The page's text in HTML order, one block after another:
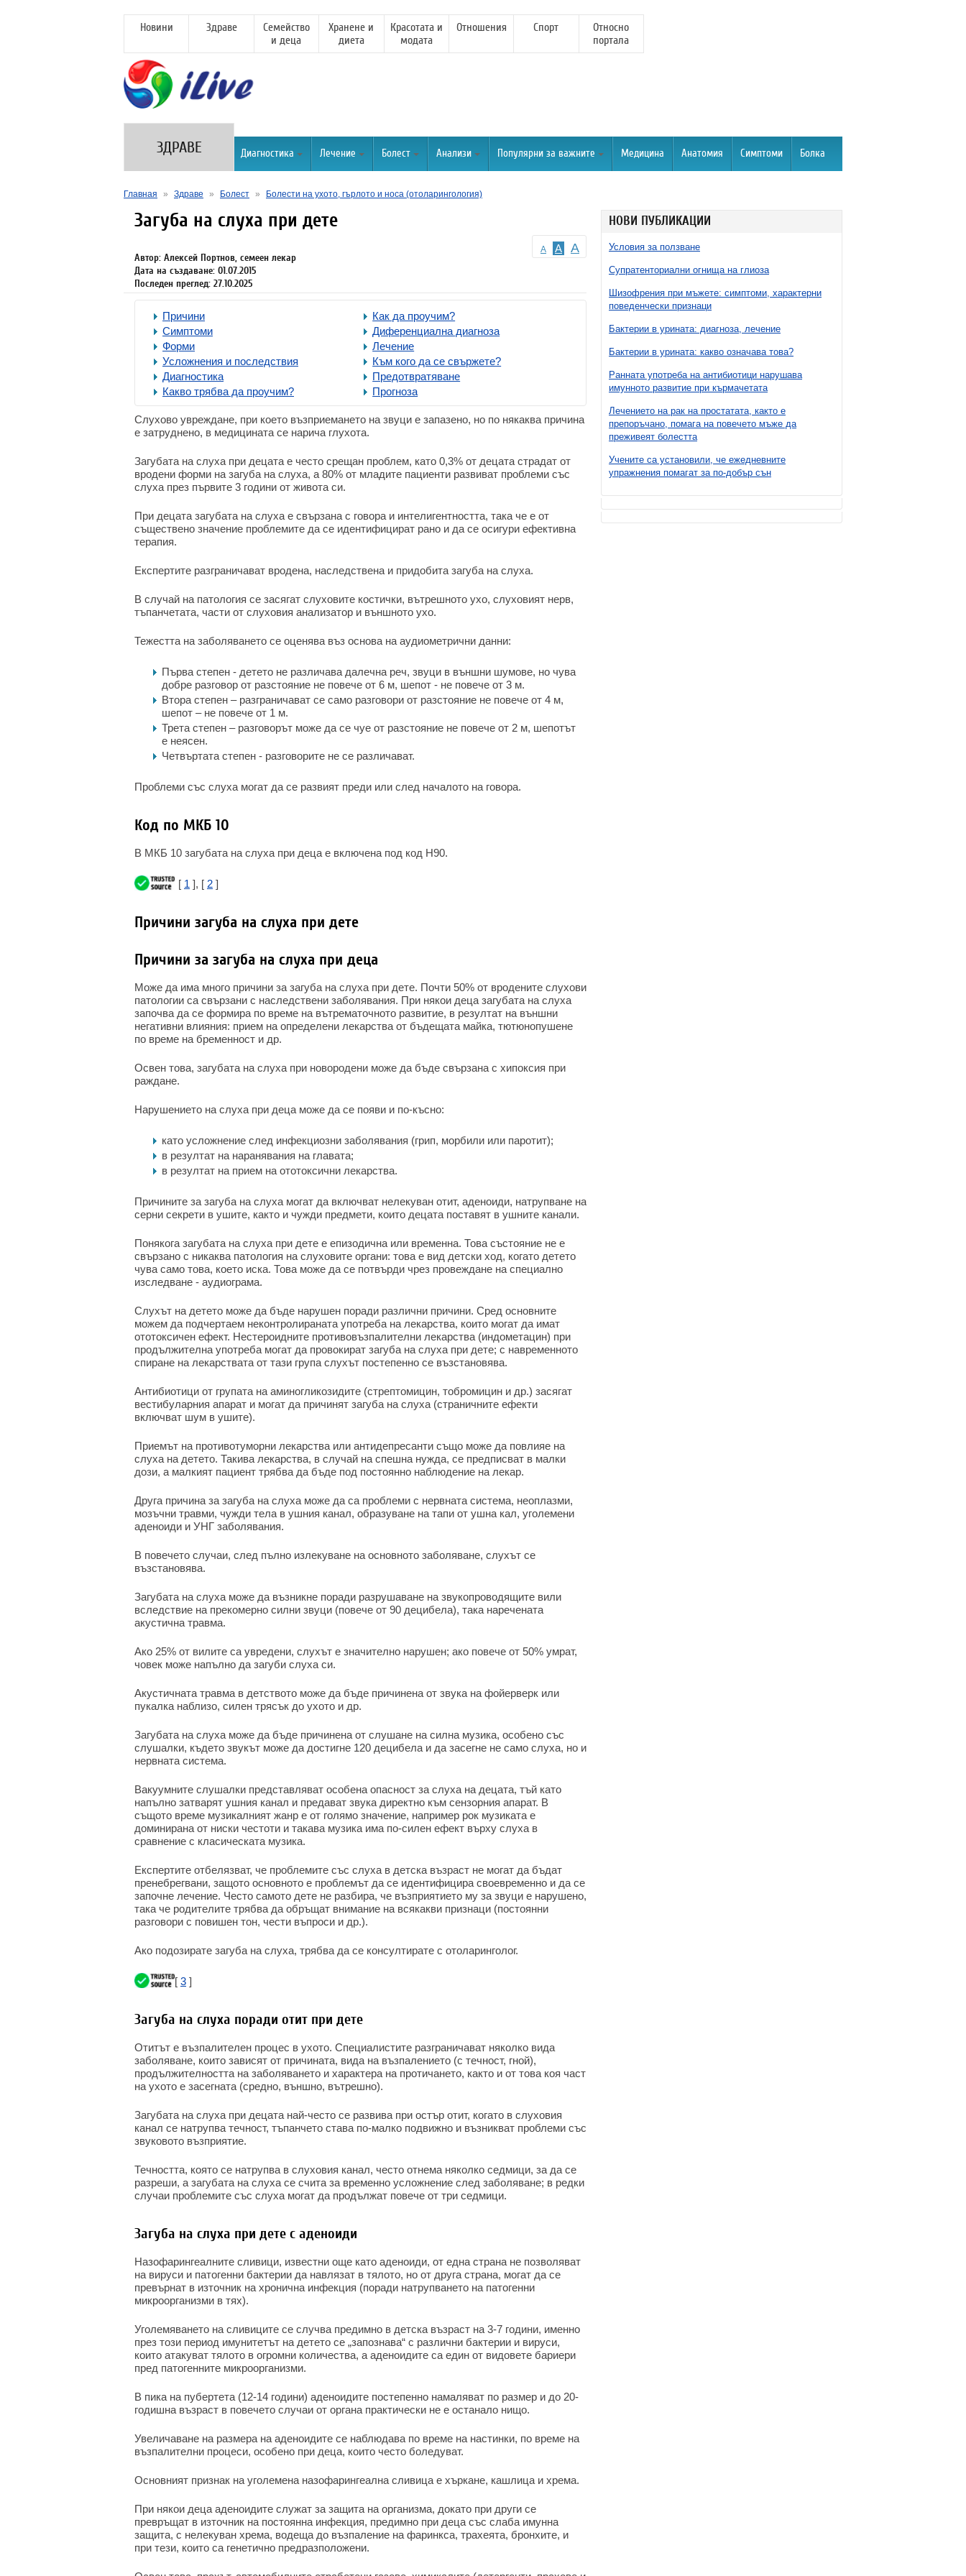
Новини Здраве
Семейство
и деца
Хранене и
диета
Красотата и
модата
Отношения Спорт
Относно
портала
ЗДРАВЕ Диагностика Лечение Болест Анализи Популярни за важните Медицина Анатомия Симптоми Болка
Главная » Здраве » Болест » Болести на ухото, гърлото и носа (отоларингология)
НОВИ ПУБЛИКАЦИИ
Условия за ползване
Супратенториални огнища на глиоза
Шизофрения при мъжете: симптоми, характерни
поведенчески признаци
Бактерии в урината: диагноза, лечение
Бактерии в урината: какво означава това?
Ранната употреба на антибиотици нарушава
имунното развитие при кърмачетата
Лечението на рак на простатата, както е
препоръчано, помага на повечето мъже да
преживеят болестта
Учените са установили, че ежедневните
упражнения помагат за по-добър сън
A A A
Загуба на слуха при дете
Автор: Алексей Портнов, семеен лекар
Дата на създаване: 01.07.2015
Последен преглед: 27.10.2025
Причини
Симптоми
Форми
Усложнения и последствия
Диагностика
Какво трябва да проучим?
Как да проучим?
Диференциална диагноза
Лечение
Към кого да се свържете?
Предотвратяване
Прогноза
Слухово увреждане, при което възприемането на звуци е запазено, но по някаква причина
е затруднено, в медицината се нарича глухота.
Загубата на слуха при децата е често срещан проблем, като 0,3% от децата страдат от
вродени форми на загуба на слуха, а 80% от младите пациенти развиват проблеми със
слуха през първите 3 години от живота си.
При децата загубата на слуха е свързана с говора и интелигентността, така че е от
съществено значение проблемите да се идентифицират рано и да се осигури ефективна
терапия.
Експертите разграничават вродена, наследствена и придобита загуба на слуха.
В случай на патология се засягат слуховите костички, вътрешното ухо, слуховият нерв,
тъпанчетата, части от слуховия анализатор и външното ухо.
Тежестта на заболяването се оценява въз основа на аудиометрични данни:
Първа степен - детето не различава далечна реч, звуци в външни шумове, но чува
добре разговор от разстояние не повече от 6 м, шепот - не повече от 3 м.
Втора степен – разграничават се само разговори от разстояние не повече от 4 м,
шепот – не повече от 1 м.
Трета степен – разговорът може да се чуе от разстояние не повече от 2 м, шепотът
е неясен.
Четвъртата степен - разговорите не се различават.
Проблеми със слуха могат да се развият преди или след началото на говора.
Код по МКБ 10
В МКБ 10 загубата на слуха при деца е включена под код H90.
[ 1 ], [ 2 ]
Причини загуба на слуха при дете
Причини за загуба на слуха при деца
Може да има много причини за загуба на слуха при дете. Почти 50% от вродените слухови
патологии са свързани с наследствени заболявания. При някои деца загубата на слуха
започва да се формира по време на вътрематочното развитие, в резултат на външни
негативни влияния: прием на определени лекарства от бъдещата майка, тютюнопушене
по време на бременност и др.
Освен това, загубата на слуха при новородени може да бъде свързана с хипоксия при
раждане.
Нарушението на слуха при деца може да се появи и по-късно:
като усложнение след инфекциозни заболявания (грип, морбили или паротит);
в резултат на наранявания на главата;
в резултат на прием на ототоксични лекарства.
Причините за загуба на слуха могат да включват нелекуван отит, аденоиди, натрупване на
серни секрети в ушите, както и чужди предмети, които децата поставят в ушните канали.
Понякога загубата на слуха при дете е епизодична или временна. Това състояние не е
свързано с никаква патология на слуховите органи: това е вид детски ход, когато детето
чува само това, което иска. Това може да се потвърди чрез провеждане на специално
изследване - аудиограма.
Слухът на детето може да бъде нарушен поради различни причини. Сред основните
можем да подчертаем неконтролираната употреба на лекарства, които могат да имат
ототоксичен ефект. Нестероидните противовъзпалителни лекарства (индометацин) при
продължителна употреба могат да провокират загуба на слуха при дете; с навременното
спиране на лекарствата от тази група слухът постепенно се възстановява.
Антибиотици от групата на аминогликозидите (стрептомицин, тобромицин и др.) засягат
вестибуларния апарат и могат да причинят загуба на слуха (страничните ефекти
включват шум в ушите).
Приемът на противотуморни лекарства или антидепресанти също може да повлияе на
слуха на детето. Такива лекарства, в случай на спешна нужда, се предписват в малки
дози, а малкият пациент трябва да бъде под постоянно наблюдение на лекар.
Друга причина за загуба на слуха може да са проблеми с нервната система, неоплазми,
мозъчни травми, чужди тела в ушния канал, образуване на тапи от ушна кал, уголемени
аденоиди и УНГ заболявания.
В повечето случаи, след пълно излекуване на основното заболяване, слухът се
възстановява.
Загубата на слуха може да възникне поради разрушаване на звукопроводящите вили
вследствие на прекомерно силни звуци (повече от 90 децибела), така наречената
акустична травма.
Ако 25% от вилите са увредени, слухът е значително нарушен; ако повече от 50% умрат,
човек може напълно да загуби слуха си.
Акустичната травма в детството може да бъде причинена от звука на фойерверк или
пукалка наблизо, силен трясък до ухото и др.
Загубата на слуха може да бъде причинена от слушане на силна музика, особено със
слушалки, където звукът може да достигне 120 децибела и да засегне не само слуха, но и
нервната система.
Вакуумните слушалки представляват особена опасност за слуха на децата, тъй като
напълно затварят ушния канал и предават звука директно към сензорния апарат. В
същото време музикалният жанр е от голямо значение, например рок музиката е
доминирана от ниски честоти и такава музика има по-силен ефект върху слуха в
сравнение с класическата музика.
Експертите отбелязват, че проблемите със слуха в детска възраст не могат да бъдат
пренебрегвани, защото основното е проблемът да се идентифицира своевременно и да се
започне лечение. Често самото дете не разбира, че възприятието му за звуци е нарушено,
така че родителите трябва да обръщат внимание на всякакви признаци (постоянни
разговори с повишен тон, чести въпроси и др.).
Ако подозирате загуба на слуха, трябва да се консултирате с отоларинголог.
[ 3 ]
Загуба на слуха поради отит при дете
Отитът е възпалителен процес в ухото. Специалистите разграничават няколко вида
заболяване, които зависят от причината, вида на възпалението (с течност, гной),
продължителността на заболяването и характера на протичането, както и от това коя част
на ухото е засегната (средно, външно, вътрешно).
Загубата на слуха при децата най-често се развива при остър отит, когато в слуховия
канал се натрупва течност, тъпанчето става по-малко подвижно и възникват проблеми със
звуковото възприятие.
Течността, която се натрупва в слуховия канал, често отнема няколко седмици, за да се
разреши, а загубата на слуха се счита за временно усложнение след заболяване; в редки
случаи проблемите със слуха могат да продължат повече от три седмици.
Загуба на слуха при дете с аденоиди
Назофарингеалните сливици, известни още като аденоиди, от една страна не позволяват
на вируси и патогенни бактерии да навлязат в тялото, но от друга страна, могат да се
превърнат в източник на хронична инфекция (поради натрупването на патогенни
микроорганизми в тях).
Уголемяването на сливиците се случва предимно в детска възраст на 3-7 години, именно
през този период имунитетът на детето се „запознава“ с различни бактерии и вируси,
които атакуват тялото в огромни количества, а аденоидите са един от видовете бариери
пред патогенните микроорганизми.
В пика на пубертета (12-14 години) аденоидите постепенно намаляват по размер и до 20-
годишна възраст в повечето случаи от органа практически не е останало нищо.
Увеличаване на размера на аденоидите се наблюдава по време на настинки, по време на
възпалителни процеси, особено при деца, които често боледуват.
Основният признак на уголемена назофарингеална сливица е хъркане, кашлица и хрема.
При някои деца аденоидите служат за защита на организма, докато при други се
превръщат в източник на постоянна инфекция, предимно при деца със слаба имунна
защита, с нелекуван хрема, водеща до възпаление на фаринкса, трахеята, бронхите, и
при тези, които са генетично предразположени.